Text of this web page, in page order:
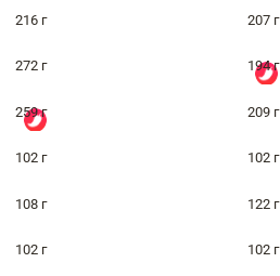
216 г 207 г
272 г 194 г
259 г 209 г
102 г 102 г
108 г 122 г
102 г 102 г